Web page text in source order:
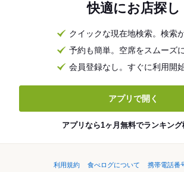
快適にお店探し
クイックな現在地検索。検索
予約も簡単。空席をスムーズ
会員登録なし。すぐに利用開
アプリで開く
アプリなら1ヶ月無料でランキング
利用規約 食べログについて
携帯電話番